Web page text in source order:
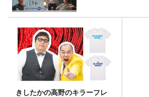
きしたかの高野のキラーフレ